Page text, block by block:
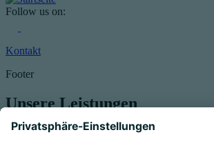
Follow us on:
Kontakt
Footer
Unsere Leistungen
Service für Elektrogeräte